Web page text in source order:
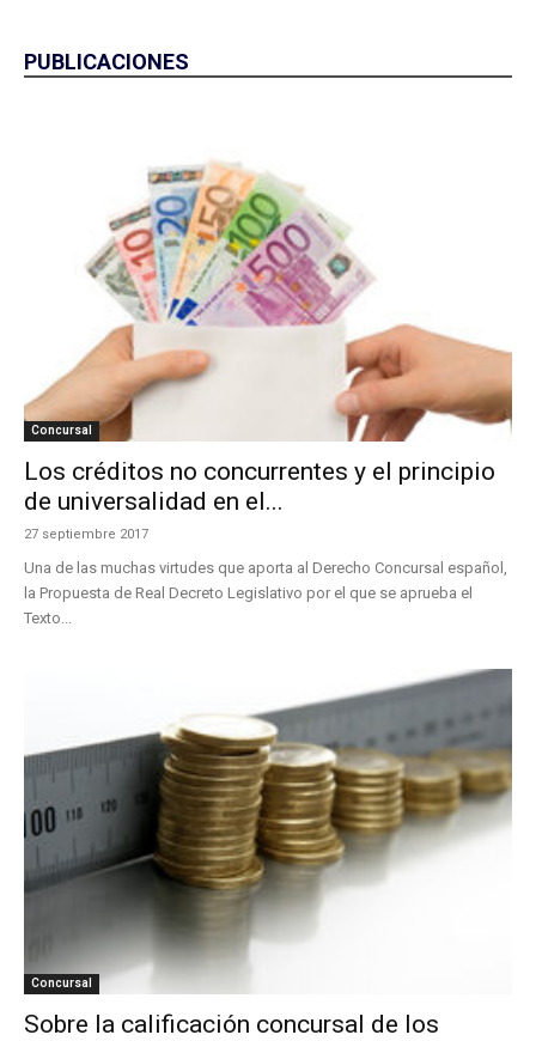
PUBLICACIONES
Concursal
Los créditos no concurrentes y el principio
de universalidad en el...
27 septiembre 2017
Una de las muchas virtudes que aporta al Derecho Concursal español,
la Propuesta de Real Decreto Legislativo por el que se aprueba el
Texto...
Concursal
Sobre la calificación concursal de los